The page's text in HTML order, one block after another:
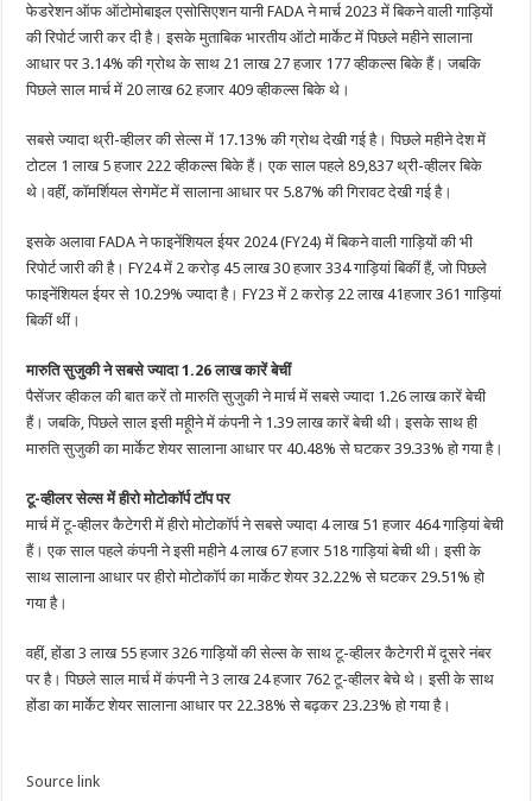
फेडरेशन ऑफ ऑटोमोबाइल एसोसिएशन यानी FADA ने मार्च 2023 में बिकने वाली गाड़ियों
की रिपोर्ट जारी कर दी है। इसके मुताबिक भारतीय ऑटो मार्केट में पिछले महीने सालाना
आधार पर 3.14% की ग्रोथ के साथ 21 लाख 27 हजार 177 व्हीकल्स बिके हैं। जबकि
पिछले साल मार्च में 20 लाख 62 हजार 409 व्हीकल्स बिके थे।
सबसे ज्यादा थ्री-व्हीलर की सेल्स में 17.13% की ग्रोथ देखी गई है। पिछले महीने देश में
टोटल 1 लाख 5 हजार 222 व्हीकल्स बिके हैं। एक साल पहले 89,837 थ्री-व्हीलर बिके
थे।वहीं, कॉमर्शियल सेगमेंट में सालाना आधार पर 5.87% की गिरावट देखी गई है।
इसके अलावा FADA ने फाइनेंशियल ईयर 2024 (FY24) में बिकने वाली गाड़ियों की भी
रिपोर्ट जारी की है। FY24 में 2 करोड़ 45 लाख 30 हजार 334 गाड़ियां बिकीं हैं, जो पिछले
फाइनेंशियल ईयर से 10.29% ज्यादा है। FY23 में 2 करोड़ 22 लाख 41हजार 361 गाड़ियां
बिकीं थीं।
मारुति सुजुकी ने सबसे ज्यादा 1.26 लाख कारें बेचीं
पैसेंजर व्हीकल की बात करें तो मारुति सुजुकी ने मार्च में सबसे ज्यादा 1.26 लाख कारें बेची
हैं। जबकि, पिछले साल इसी महूीने में कंपनी ने 1.39 लाख कारें बेची थी। इसके साथ ही
मारुति सुजुकी का मार्केट शेयर सालाना आधार पर 40.48% से घटकर 39.33% हो गया है।
टू-व्हीलर सेल्स में हीरो मोटोकॉर्प टॉप पर
मार्च में टू-व्हीलर कैटेगरी में हीरो मोटोकॉर्प ने सबसे ज्यादा 4 लाख 51 हजार 464 गाड़ियां बेची
हैं। एक साल पहले कंपनी ने इसी महीने 4 लाख 67 हजार 518 गाड़ियां बेची थी। इसी के
साथ सालाना आधार पर हीरो मोटोकॉर्प का मार्केट शेयर 32.22% से घटकर 29.51% हो
गया है।
वहीं, होंडा 3 लाख 55 हजार 326 गाड़ियों की सेल्स के साथ टू-व्हीलर कैटेगरी में दूसरे नंबर
पर है। पिछले साल मार्च में कंपनी ने 3 लाख 24 हजार 762 टू-व्हीलर बेचे थे। इसी के साथ
होंडा का मार्केट शेयर सालाना आधार पर 22.38% से बढ़कर 23.23% हो गया है।
Source link